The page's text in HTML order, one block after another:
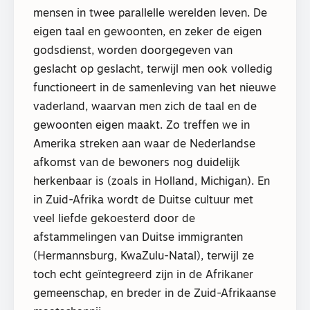
mensen in twee parallelle werelden leven. De
eigen taal en gewoonten, en zeker de eigen
godsdienst, worden doorgegeven van
geslacht op geslacht, terwijl men ook volledig
functioneert in de samenleving van het nieuwe
vaderland, waarvan men zich de taal en de
gewoonten eigen maakt. Zo treffen we in
Amerika streken aan waar de Nederlandse
afkomst van de bewoners nog duidelijk
herkenbaar is (zoals in Holland, Michigan). En
in Zuid-Afrika wordt de Duitse cultuur met
veel liefde gekoesterd door de
afstammelingen van Duitse immigranten
(Hermannsburg, KwaZulu-Natal), terwijl ze
toch echt geïntegreerd zijn in de Afrikaner
gemeenschap, en breder in de Zuid-Afrikaanse